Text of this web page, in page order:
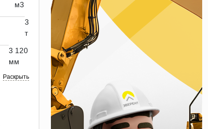
м3
3
т
3 120
мм
Раскрыть